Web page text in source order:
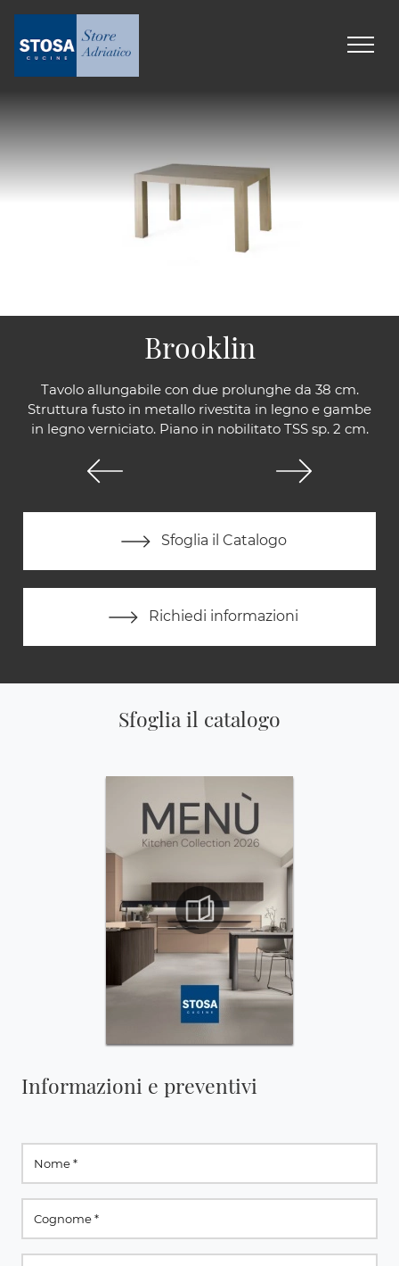
Tavolo allungabile con due prolunghe da 38 cm.
Struttura fusto in metallo rivestita in legno e gambe
in legno verniciato. Piano in nobilitato TSS sp. 2 cm.
Sfoglia il Catalogo
Richiedi informazioni
Brooklin
Sfoglia il catalogo
Informazioni e preventivi